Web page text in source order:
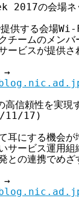
2017の会場
供する会場Wi-
ームのメンバ
ービスが提供
→
高信頼性を実
11/17)
耳にする機会
サービス運用
の連携でめざ
→